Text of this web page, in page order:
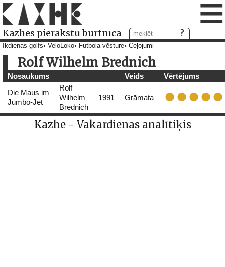
Kazhes pierakstu burtnīca ≡
Ikdienas golfs VeloLoko Futbola vēsture Ceļojumi
Rolf Wilhelm Brednich
Nosaukums Veids
Vērtējums
Die Maus im
Jumbo-Jet
Rolf
Wilhelm
Brednich
1991 Grāmata
Kazhe - Vakardienas analītiķis